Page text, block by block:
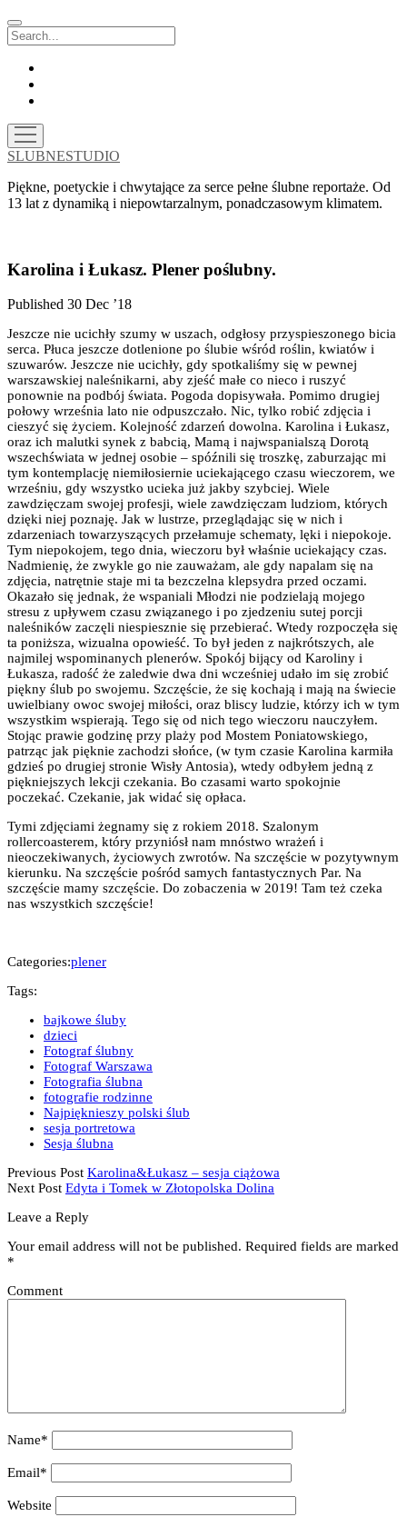
Search
open
menu
SLUBNESTUDIO
Piękne, poetyckie i chwytające za serce pełne ślubne reportaże. Od
13 lat z dynamiką i niepowtarzalnym, ponadczasowym klimatem.
Karolina i Łukasz. Plener poślubny.
Published 30 Dec ’18
Jeszcze nie ucichły szumy w uszach, odgłosy przyspieszonego bicia
serca. Płuca jeszcze dotlenione po ślubie wśród roślin, kwiatów i
szuwarów. Jeszcze nie ucichły, gdy spotkaliśmy się w pewnej
warszawskiej naleśnikarni, aby zjeść małe co nieco i ruszyć
ponownie na podbój świata. Pogoda dopisywała. Pomimo drugiej
połowy września lato nie odpuszczało. Nic, tylko robić zdjęcia i
cieszyć się życiem. Kolejność zdarzeń dowolna. Karolina i Łukasz,
oraz ich malutki synek z babcią, Mamą i najwspanialszą Dorotą
wszechświata w jednej osobie – spóźnili się troszkę, zaburzając mi
tym kontemplację niemiłosiernie uciekającego czasu wieczorem, we
wrześniu, gdy wszystko ucieka już jakby szybciej. Wiele
zawdzięczam swojej profesji, wiele zawdzięczam ludziom, których
dzięki niej poznaję. Jak w lustrze, przeglądając się w nich i
zdarzeniach towarzyszących przełamuje schematy, lęki i niepokoje.
Tym niepokojem, tego dnia, wieczoru był właśnie uciekający czas.
Nadmienię, że zwykle go nie zauważam, ale gdy napalam się na
zdjęcia, natrętnie staje mi ta bezczelna klepsydra przed oczami.
Okazało się jednak, że wspaniali Młodzi nie podzielają mojego
stresu z upływem czasu związanego i po zjedzeniu sutej porcji
naleśników zaczęli niespiesznie się przebierać. Wtedy rozpoczęła się
ta poniższa, wizualna opowieść. To był jeden z najkrótszych, ale
najmilej wspominanych plenerów. Spokój bijący od Karoliny i
Łukasza, radość że zaledwie dwa dni wcześniej udało im się zrobić
piękny ślub po swojemu. Szczęście, że się kochają i mają na świecie
uwielbiany owoc swojej miłości, oraz bliscy ludzie, którzy ich w tym
wszystkim wspierają. Tego się od nich tego wieczoru nauczyłem.
Stojąc prawie godzinę przy plaży pod Mostem Poniatowskiego,
patrząc jak pięknie zachodzi słońce, (w tym czasie Karolina karmiła
gdzieś po drugiej stronie Wisły Antosia), wtedy odbyłem jedną z
piękniejszych lekcji czekania. Bo czasami warto spokojnie
poczekać. Czekanie, jak widać się opłaca.
Tymi zdjęciami żegnamy się z rokiem 2018. Szalonym
rollercoasterem, który przyniósł nam mnóstwo wrażeń i
nieoczekiwanych, życiowych zwrotów. Na szczęście w pozytywnym
kierunku. Na szczęście pośród samych fantastycznych Par. Na
szczęście mamy szczęście. Do zobaczenia w 2019! Tam też czeka
nas wszystkich szczęście!
Categories:plener
Tags:
bajkowe śluby
dzieci
Fotograf ślubny
Fotograf Warszawa
Fotografia ślubna
fotografie rodzinne
Najpięknieszy polski ślub
sesja portretowa
Sesja ślubna
Previous Post Karolina&Łukasz – sesja ciążowa
Next Post Edyta i Tomek w Złotopolska Dolina
Leave a Reply
Your email address will not be published. Required fields are marked
*
Comment
Name*
Email*
Website